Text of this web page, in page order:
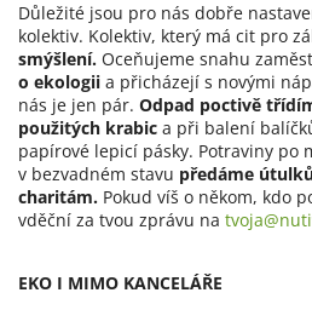
Důležité jsou pro nás dobře
kolektiv. Kolektiv, který má cit pro
smýšlení. Oceňujeme snahu
o ekologii a přicházejí s novými
nás je jen pár. Odpad poctivě
použitých krabic a při balení
papírové lepicí pásky. Potraviny
v bezvadném stavu předáme
charitám. Pokud víš o někom, kdo
vděční za tvou zprávu na
EKO I MIMO KANCELÁŘE